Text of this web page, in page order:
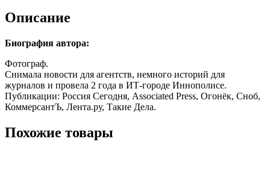
Описание
Биография автора:
Фотограф.
Снимала новости для агентств, немного историй для
журналов и провела 2 года в ИТ-городе Иннополисе.
Публикации: Россия Сегодня, Associated Press, Огонёк, Сноб,
КоммерсантЪ, Лента.ру, Такие Дела.
Похожие товары